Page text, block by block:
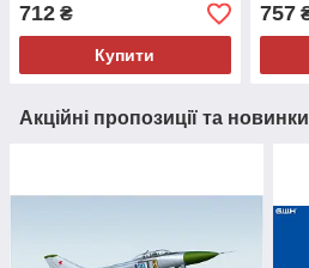
712 ₴
Купити
757
Акційні пропозиції та новинки